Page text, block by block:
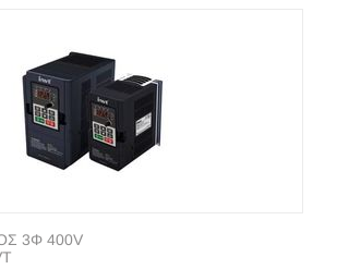
3Φ 400V